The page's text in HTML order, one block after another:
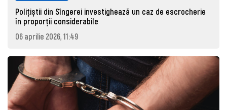
Polițiștii din Sîngerei investighează un caz de escrocherie
în proporții considerabile
06 aprilie 2026, 11:49